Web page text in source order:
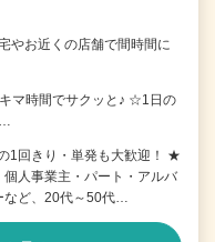
お近くの店舗で間時間に
マ時間でサクッと♪ ☆1日の
1回きり・単発も大歓迎！ ★
人事業主・パート・アルバ
ど、20代～50代…